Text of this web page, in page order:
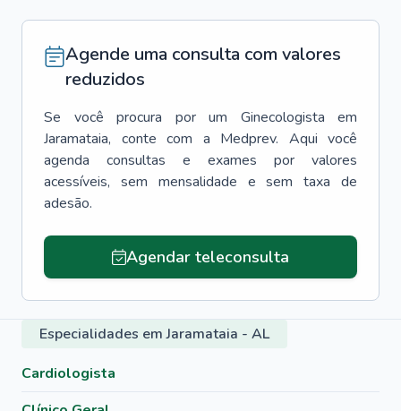
Agende uma consulta com valores
reduzidos
Se você procura por um Ginecologista
em
Jaramataia, conte com a Medprev. Aqui você
agenda consultas e exames por valores
acessíveis, sem mensalidade e sem taxa de
adesão.
Agendar teleconsulta
Especialidades em Jaramataia - AL
Cardiologista